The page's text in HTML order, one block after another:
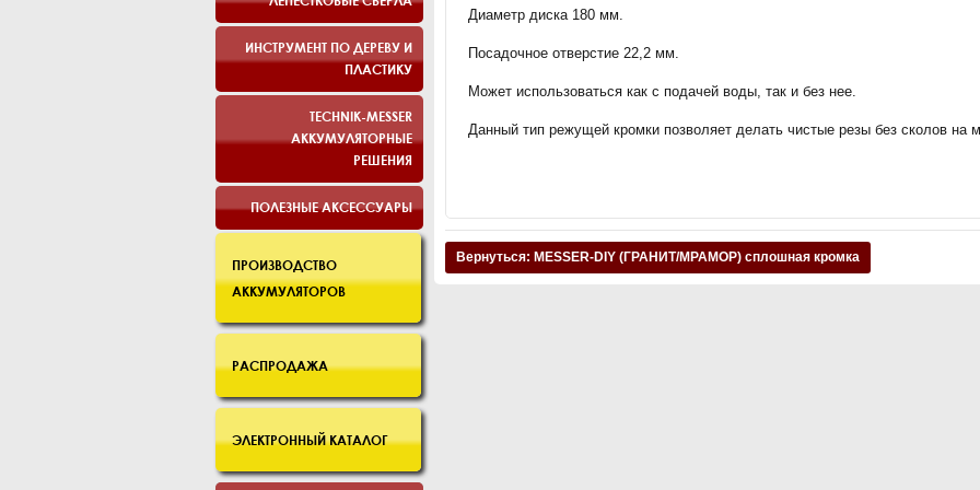
ИНСТРУМЕНТ ПО ДЕРЕВУ И
ПЛАСТИКУ
TECHNIK-MESSER
АККУМУЛЯТОРНЫЕ
РЕШЕНИЯ
ПОЛЕЗНЫЕ АКСЕССУАРЫ
ПРОИЗВОДСТВО
АККУМУЛЯТОРОВ
РАСПРОДАЖА
ЭЛЕКТРОННЫЙ КАТАЛОГ
Диаметр диска 180 мм.
Посадочное отверстие 22,2 мм.
Может использоваться как с подачей воды, так и без нее.
Данный тип режущей кромки позволяет делать чистые резы без сколов на
Вернуться: MESSER-DIY (ГРАНИТ/МРАМОР) сплошная кромка